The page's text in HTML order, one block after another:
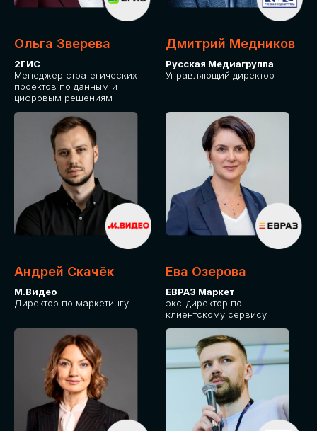
Ольга Зверева
2ГИС
Менеджер стратегических
проектов по данным и
цифровым решениям
Дмитрий Медников
Русская Медиагруппа
Управляющий директор
Андрей Скачёк
М.Видео
Директор по маркетингу
Ева Озерова
ЕВРАЗ Маркет
экс-директор по
клиентскому сервису